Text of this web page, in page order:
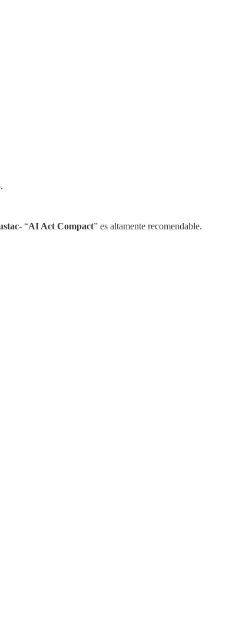
- “AI Act Compact” es altamente recomendable.